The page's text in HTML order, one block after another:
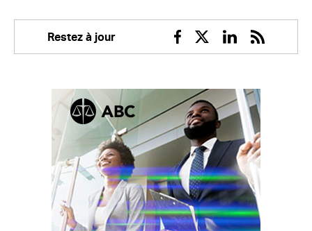
Restez à jour
Facebook
TwitterLinkedin
RSS